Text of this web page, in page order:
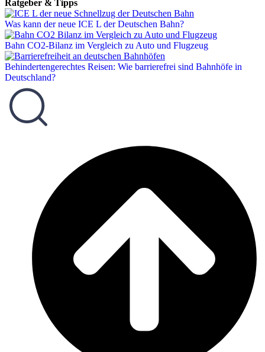
Ratgeber & Tipps
Was kann der neue ICE L der Deutschen Bahn?
Bahn CO2-Bilanz im Vergleich zu Auto und Flugzeug
Behindertengerechtes Reisen: Wie barrierefrei sind Bahnhöfe in
Deutschland?